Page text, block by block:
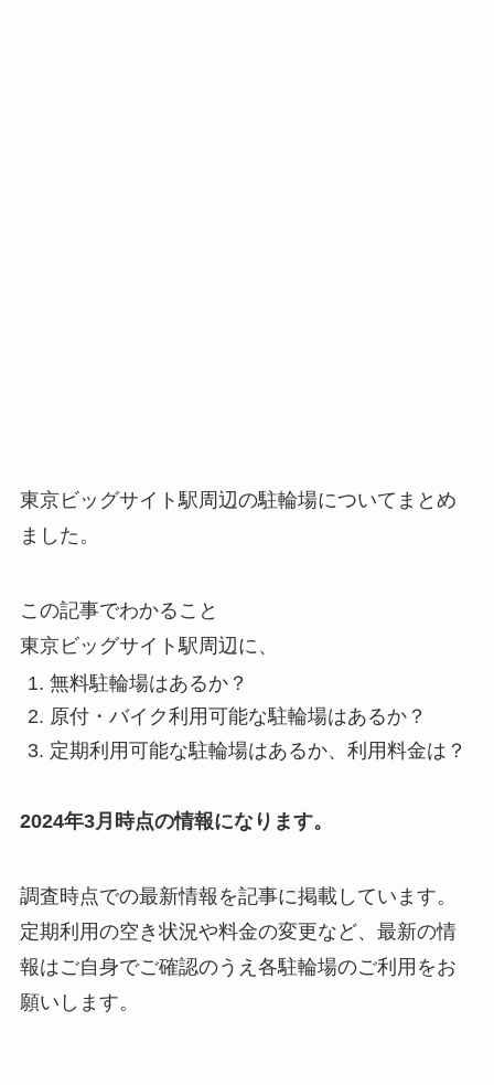
東京ビッグサイト駅周辺の駐輪場についてまとめ
ました。
この記事でわかること
東京ビッグサイト駅周辺に、
無料駐輪場はあるか？
原付・バイク利用可能な駐輪場はあるか？
定期利用可能な駐輪場はあるか、利用料金は？
2024年3月時点の情報になります。
調査時点での最新情報を記事に掲載しています。
定期利用の空き状況や料金の変更など、最新の情
報はご自身でご確認のうえ各駐輪場のご利用をお
願いします。